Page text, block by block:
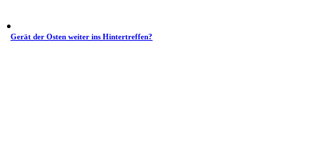
Gerät der Osten weiter ins Hintertreffen?